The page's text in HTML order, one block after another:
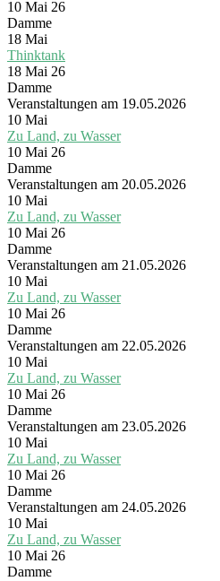
10 Mai 26
Damme
18 Mai
Thinktank
18 Mai 26
Damme
Veranstaltungen am 19.05.2026
10 Mai
Zu Land, zu Wasser
10 Mai 26
Damme
Veranstaltungen am 20.05.2026
10 Mai
Zu Land, zu Wasser
10 Mai 26
Damme
Veranstaltungen am 21.05.2026
10 Mai
Zu Land, zu Wasser
10 Mai 26
Damme
Veranstaltungen am 22.05.2026
10 Mai
Zu Land, zu Wasser
10 Mai 26
Damme
Veranstaltungen am 23.05.2026
10 Mai
Zu Land, zu Wasser
10 Mai 26
Damme
Veranstaltungen am 24.05.2026
10 Mai
Zu Land, zu Wasser
10 Mai 26
Damme